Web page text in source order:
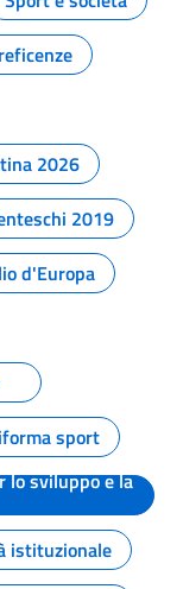
2026
2019
d'Europa
sport
lo sviluppo e la
istituzionale